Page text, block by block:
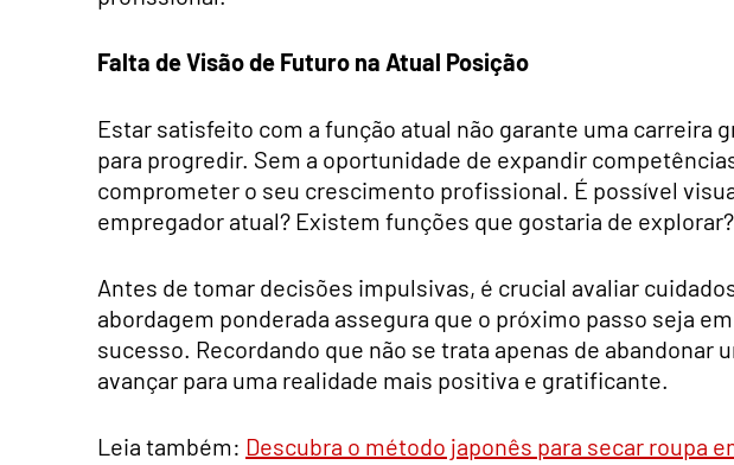
Falta de Visão de Futuro na Atual Posição
Estar satisfeito com a função atual não garante uma carreira
para progredir. Sem a oportunidade de expandir
comprometer o seu crescimento profissional. É possível
empregador atual? Existem funções que gostaria de explorar?
Antes de tomar decisões impulsivas, é crucial avaliar
abordagem ponderada assegura que o próximo passo seja
sucesso. Recordando que não se trata apenas de abandonar
avançar para uma realidade mais positiva e gratificante.
Leia também: Descubra o método japonês para secar roupa